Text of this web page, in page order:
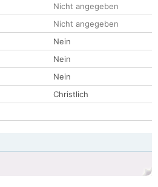
Nicht angegeben
Nicht angegeben
Nein
Nein
Nein
Christlich